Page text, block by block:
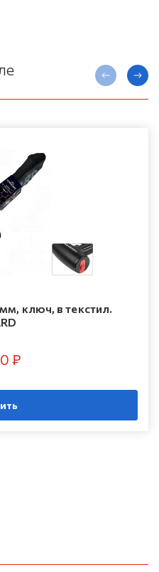
ключ, в текстил.
₽